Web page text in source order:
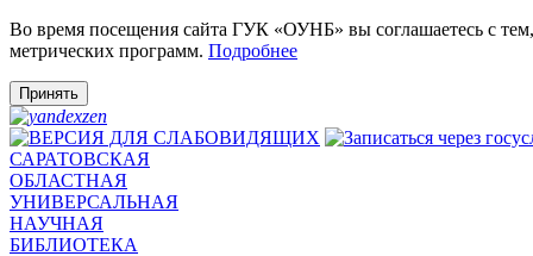
Во время посещения сайта ГУК «ОУНБ» вы соглашаетесь с
метрических программ. Подробнее
Принять
САРАТОВСКАЯ
ОБЛАСТНАЯ
УНИВЕРСАЛЬНАЯ
НАУЧНАЯ
БИБЛИОТЕКА